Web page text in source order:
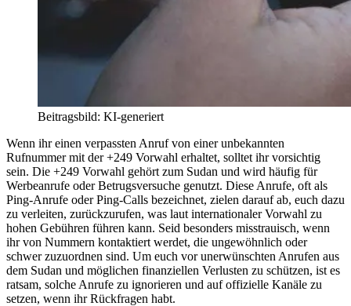
Beitragsbild: KI-generiert
Wenn ihr einen verpassten Anruf von einer unbekannten
Rufnummer mit der +249 Vorwahl erhaltet, solltet ihr vorsichtig
sein. Die +249 Vorwahl gehört zum Sudan und wird häufig für
Werbeanrufe oder Betrugsversuche genutzt. Diese Anrufe, oft als
Ping-Anrufe oder Ping-Calls bezeichnet, zielen darauf ab, euch dazu
zu verleiten, zurückzurufen, was laut internationaler Vorwahl zu
hohen Gebühren führen kann. Seid besonders misstrauisch, wenn
ihr von Nummern kontaktiert werdet, die ungewöhnlich oder
schwer zuzuordnen sind. Um euch vor unerwünschten Anrufen aus
dem Sudan und möglichen finanziellen Verlusten zu schützen, ist es
ratsam, solche Anrufe zu ignorieren und auf offizielle Kanäle zu
setzen, wenn ihr Rückfragen habt.